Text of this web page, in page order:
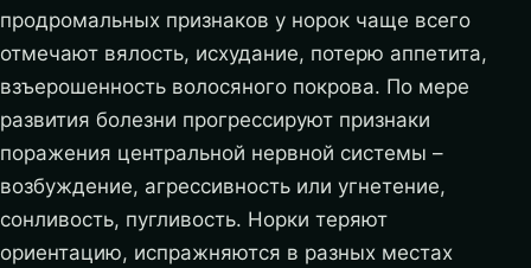
продромальных признаков у норок чаще всего
отмечают вялость, исхудание, потерю аппетита,
взъерошенность волосяного покрова. По мере
развития болезни прогрессируют признаки
поражения центральной нервной системы –
возбуждение, агрессивность или угнетение,
сонливость, пугливость. Норки теряют
ориентацию, испражняются в разных местах